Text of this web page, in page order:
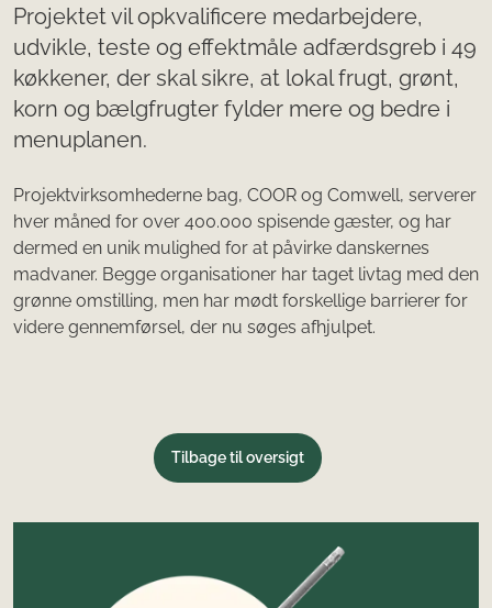
Projektet vil opkvalificere medarbejdere,
udvikle, teste og effektmåle adfærdsgreb i 49
køkkener, der skal sikre, at lokal frugt, grønt,
korn og bælgfrugter fylder mere og bedre i
menuplanen.
Projektvirksomhederne bag, COOR og Comwell, serverer
hver måned for over 400.000 spisende gæster, og har
dermed en unik mulighed for at påvirke danskernes
madvaner. Begge organisationer har taget livtag med den
grønne omstilling, men har mødt forskellige barrierer for
videre gennemførsel, der nu søges afhjulpet.
Tilbage til oversigt